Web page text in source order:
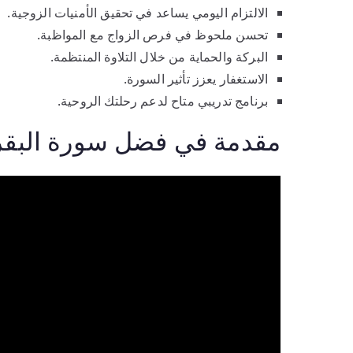
الالتزام اليومي يساعد في تحقيق الأمنيات الزوجية.
تحسن ملحوظ في فرص الزواج مع المواظبة.
البركة والحماية من خلال التلاوة المنتظمة.
الاستغفار يعزز تأثير السورة.
برنامج تدريبي متاح لدعم رحلتك الروحية.
مقدمة في فضل سورة